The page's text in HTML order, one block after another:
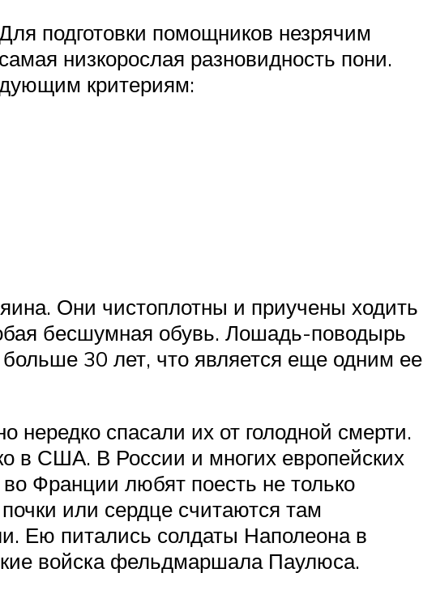
подготовки помощников незрячим
низкорослая разновидность пони.
критериям:
Они чистоплотны и приучены ходить
бесшумная обувь. Лошадь-поводырь
больше 30 лет, что является еще одним ее
спасали их от голодной смерти.
в США. В России и многих европейских
Франции любят поесть не только
или сердце считаются там
Ею питались солдаты Наполеона в
войска фельдмаршала Паулюса.